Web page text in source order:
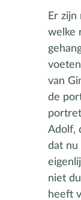
Er zijn
welke
van
de
Adolf,
dat nu
niet
heeft